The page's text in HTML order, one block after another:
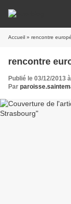
Accueil » rencontre
rencontre
Publié le 03/12/2013
Par